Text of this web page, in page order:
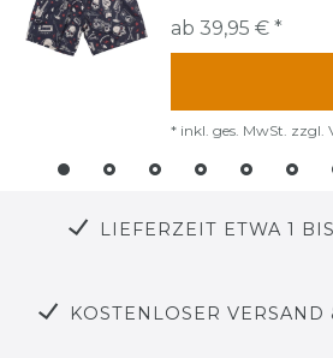
ab 39,95 € *
* inkl. ges. MwSt. zzgl.
LIEFERZEIT ETWA 1
KOSTENLOSER VERSAND